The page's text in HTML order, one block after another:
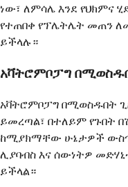
ነው፣ ለምሳሌ እንደ የህክምና
የተጠበቀ የፕሌትሌት መጠን
ይችላሉ።
አቫትሮምቦፓግ
አቫትሮምቦፓግ በሚወስዱበት
ይመረጣል፣ በተለይም የጉበት
ከሚያክማቸው ሁኔታዎች ውስጥ
ሊያባብስ እና ሰውነትዎ
ይችላል።